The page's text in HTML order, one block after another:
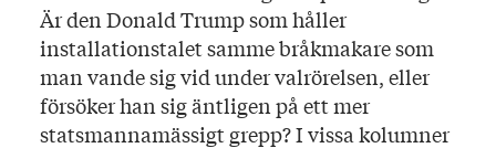
Är den Donald Trump som håller
installationstalet samme bråkmakare som
man vande sig vid under valrörelsen, eller
försöker han sig äntligen på ett mer
statsmannamässigt grepp? I vissa kolumner